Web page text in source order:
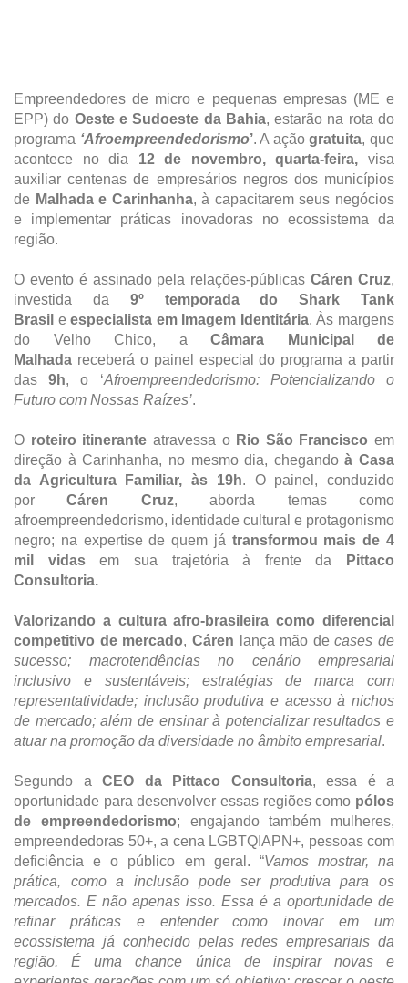
Empreendedores de micro e pequenas empresas (ME e
EPP) do Oeste e Sudoeste da Bahia, estarão na rota do
programa ‘Afroempreendedorismo’. A açãogratuita, que
acontece no dia 12 de novembro, quarta-feira,visa
auxiliar centenas de empresários negros dos municípios
de Malhada e Carinhanha, à capacitarem seus negócios
e implementar práticas inovadoras no ecossistema da
região.
O evento é assinado pela relações-públicas Cáren Cruz,
investida da 9º temporada do
Shark Tank
Brasil eespecialista em Imagem Identitária. Às margens
do Velho Chico, a Câmara Municipal de
Malhada receberá o painel especial do programa a partir
das9h, o ‘Afroempreendedorismo: Potencializando o
Futuro com Nossas Raízes’.
O roteiro itinerante atravessa o Rio São Francisco em
direção à Carinhanha, no mesmo dia, chegandoà Casa
da Agricultura Familiar, às 19h. O painel, conduzido
porCáren Cruz, aborda temas como
afroempreendedorismo, identidade cultural e protagonismo
negro; na expertise de quem já transformou mais de 4
mil vidasem sua trajetória à frente da
Pittaco
Consultoria.
Valorizando a cultura afro-brasileira como diferencial
competitivo de mercado, Cáren lança mão decases de
sucesso; macrotendências no cenário empresarial
inclusivo e sustentáveis; estratégias de marca com
representatividade; inclusão produtiva e acesso à nichos
de mercado; além de ensinar à potencializar resultados e
atuar na promoção da diversidade no âmbito empresarial.
Segundo a CEO da Pittaco Consultoria,
essa é a
oportunidade para desenvolver essas regiões como pólos
de empreendedorismo; engajando também mulheres,
empreendedoras 50+, a cena LGBTQIAPN+, pessoas com
deficiência e o público em geral. “Vamos mostrar, na
prática, como a inclusão pode ser produtiva para os
mercados. E não apenas isso. Essa é a oportunidade de
refinar práticas e entender como inovar em um
ecossistema já conhecido pelas redes empresariais da
região. É uma chance única de inspirar novas e